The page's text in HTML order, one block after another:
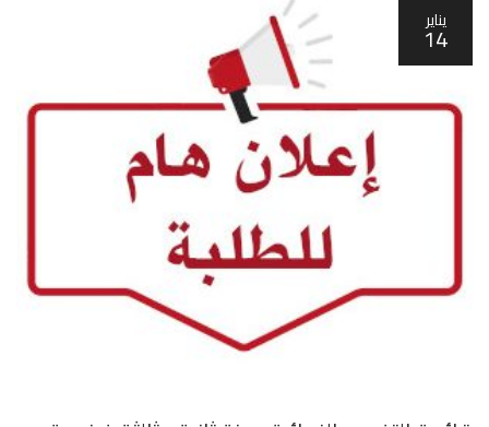
يناير
14